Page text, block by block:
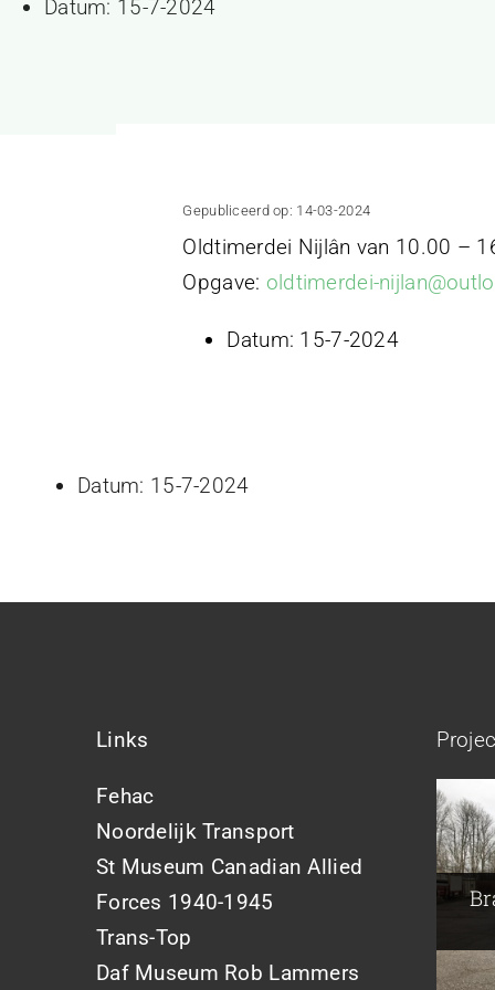
Datum: 15-7-2024
Gepubliceerd op: 14-03-2024
Oldtimerdei Nijlân van 10.00 –
Opgave: oldtimerdei-
Datum: 15-7-2024
Datum: 15-7-2024
Links
Fehac
Noordelijk Transport
St Museum Canadian Allied
Forces 1940-1945
Trans-Top
Daf Museum Rob Lammers